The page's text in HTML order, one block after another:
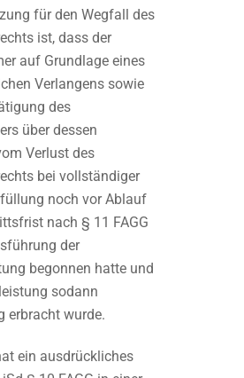
für den Wegfall des
ist, dass der
auf Grundlage eines
Verlangens sowie
des
über dessen
Verlust des
bei vollständiger
noch vor Ablauf
nach § 11 FAGG
der
begonnen hatte und
sodann
erbracht wurde.
ein ausdrückliches